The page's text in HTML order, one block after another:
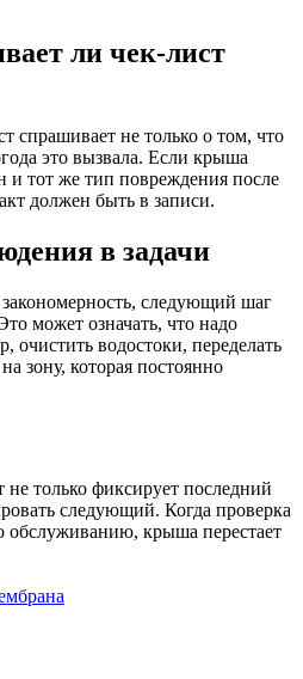
ли чек-лист
спрашивает не только о том, что
это вызвала. Если крыша
и тот же тип повреждения после
должен быть в записи.
в задачи
закономерность, следующий шаг
может означать, что надо
очистить водостоки, переделать
зону, которая постоянно
только фиксирует последний
следующий. Когда проверка
обслуживанию, крыша перестает